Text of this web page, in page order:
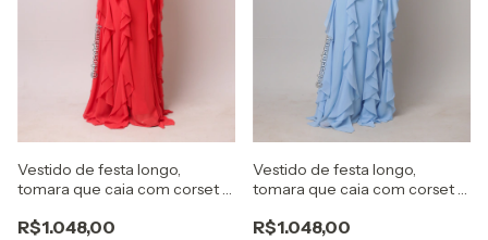
Vestido de festa longo,
tomara que caia com corset e
R$1.048,00
Vestido de festa longo,
tomara que caia com corset e
Serenity
R$1.048,00